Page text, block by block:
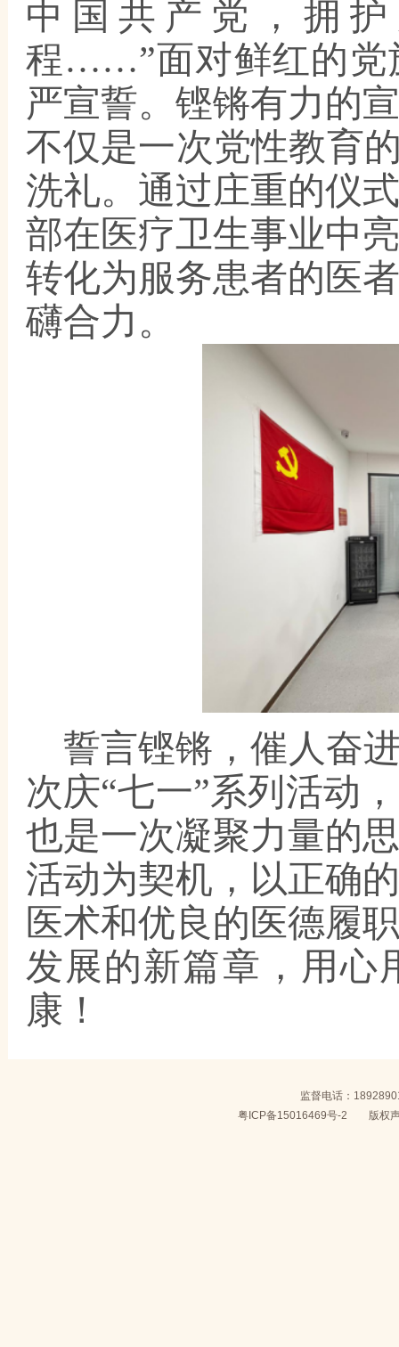
中国共产党，拥
程……”面对鲜红的党
严宣誓。铿锵有力的
不仅是一次党性教育
洗礼。通过庄重的仪
部在医疗卫生事业中
转化为服务患者的医
礴合力。
誓言铿锵，催人奋
次庆“七一”系列活动
也是一次凝聚力量的
活动为契机，以正确
医术和优良的医德履
发展的新篇章，用心
康！